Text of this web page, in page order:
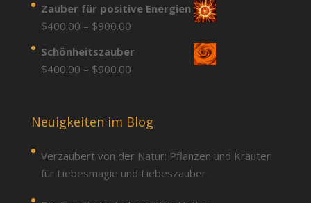
$400.00
$900.00
Zauber für positive Energien
$400.00 – $900.00Price
$400.00
Schönheitszauber
$400.00 – $900.00Price
through
Neuigkeiten im Blog
Verzaubert von der Natur: Pflanzen und Kräuter
für Liebesmagie und Liebeszauber